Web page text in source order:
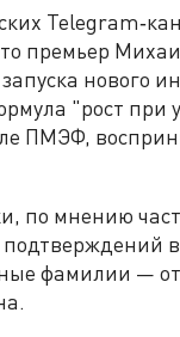
премьер
нового
"рост при
ПМЭФ,
по мнению
фамилии —